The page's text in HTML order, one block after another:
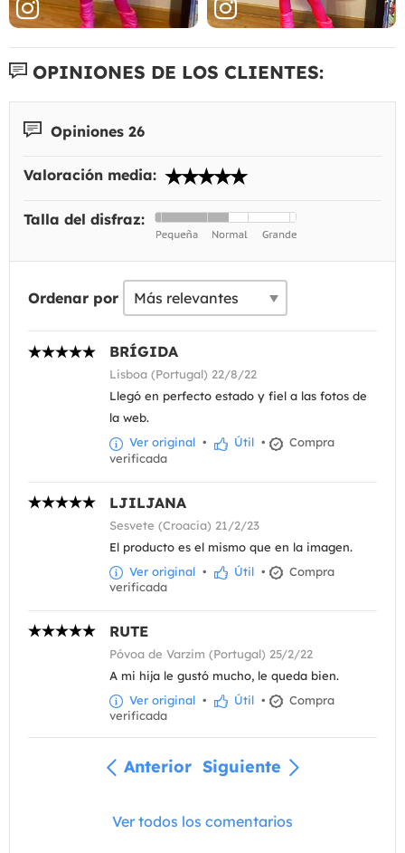
OPINIONES DE LOS CLIENTES:
Opiniones 26
Valoración media:
Talla del disfraz:
Ordenar por
BRÍGIDA
Lisboa (Portugal) 22/8/22
Llegó en perfecto estado y fiel a las fotos de
la web.
Ver original • Útil •
Compra
verificada
LJILJANA
Sesvete (Croacia) 21/2/23
El producto es el mismo que en la imagen.
Ver original • Útil •
Compra
verificada
RUTE
Póvoa de Varzim (Portugal) 25/2/22
A mi hija le gustó mucho, le queda bien.
Ver original • Útil •
Compra
verificada
Anterior Siguiente
Ver todos los comentarios